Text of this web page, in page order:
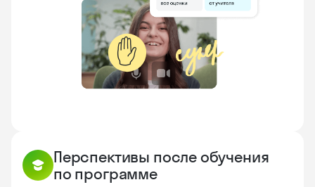
✋
Перспективы после обучения
по программе